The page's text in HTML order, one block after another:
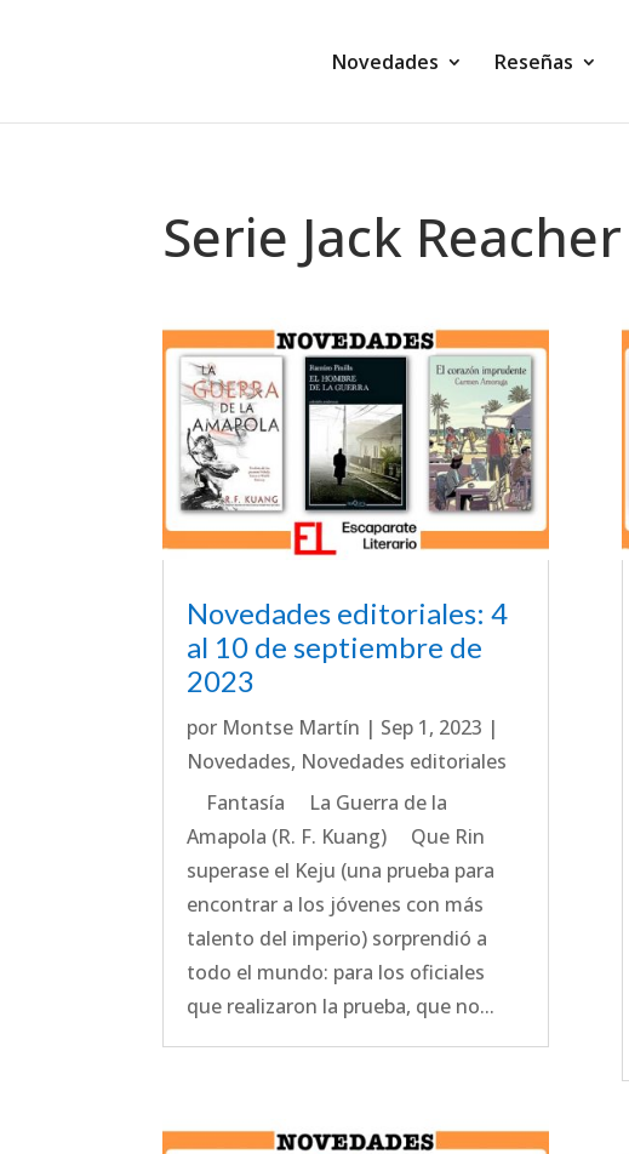
Novedades Reseñas
Serie Jack Reacher
Novedades editoriales: 4
al 10 de septiembre de
2023
por Montse Martín | Sep 1, 2023 |
Novedades, Novedades editoriales
Fantasía La Guerra de la
Amapola (R. F. Kuang) Que Rin
superase el Keju (una prueba para
encontrar a los jóvenes con más
talento del imperio) sorprendió a
todo el mundo: para los oficiales
que realizaron la prueba, que no...